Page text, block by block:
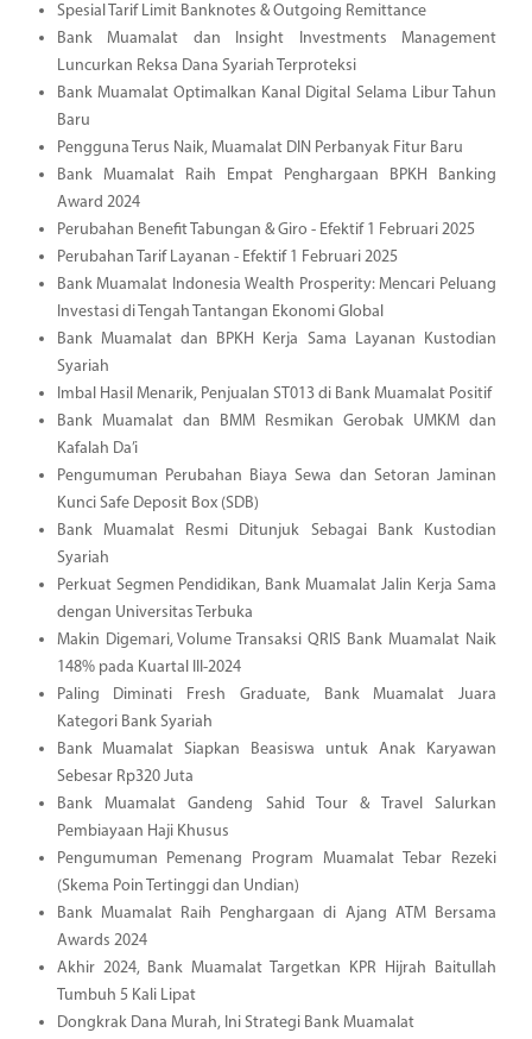
Spesial Tarif Limit Banknotes & Outgoing Remittance
Bank Muamalat dan Insight Investments Management
Luncurkan Reksa Dana Syariah Terproteksi
Bank Muamalat Optimalkan Kanal Digital Selama Libur Tahun
Baru
Pengguna Terus Naik, Muamalat DIN Perbanyak Fitur Baru
Bank Muamalat Raih Empat Penghargaan BPKH Banking
Award 2024
Perubahan Benefit Tabungan & Giro - Efektif 1 Februari 2025
Perubahan Tarif Layanan - Efektif 1 Februari 2025
Bank Muamalat Indonesia Wealth Prosperity: Mencari Peluang
Investasi di Tengah Tantangan Ekonomi Global
Bank Muamalat dan BPKH Kerja Sama Layanan Kustodian
Syariah
Imbal Hasil Menarik, Penjualan ST013 di Bank Muamalat Positif
Bank Muamalat dan BMM Resmikan Gerobak UMKM dan
Kafalah Da’i
Pengumuman Perubahan Biaya Sewa dan Setoran Jaminan
Kunci Safe Deposit Box (SDB)
Bank Muamalat Resmi Ditunjuk Sebagai Bank Kustodian
Syariah
Perkuat Segmen Pendidikan, Bank Muamalat Jalin Kerja Sama
dengan Universitas Terbuka
Makin Digemari, Volume Transaksi QRIS Bank Muamalat Naik
148% pada Kuartal III-2024
Paling Diminati Fresh Graduate, Bank Muamalat Juara
Kategori Bank Syariah
Bank Muamalat Siapkan Beasiswa untuk Anak Karyawan
Sebesar Rp320 Juta
Bank Muamalat Gandeng Sahid Tour & Travel Salurkan
Pembiayaan Haji Khusus
Pengumuman Pemenang Program Muamalat Tebar Rezeki
(Skema Poin Tertinggi dan Undian)
Bank Muamalat Raih Penghargaan di Ajang ATM Bersama
Awards 2024
Akhir 2024, Bank Muamalat Targetkan KPR Hijrah Baitullah
Tumbuh 5 Kali Lipat
Dongkrak Dana Murah, Ini Strategi Bank Muamalat